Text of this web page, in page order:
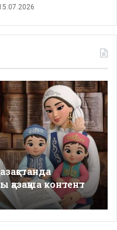
қазақша контент